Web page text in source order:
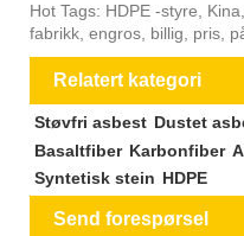
Hot Tags: HDPE -styre,
fabrikk, engros, billig, pris,
Relatert kategori
Støvfri asbest Dustet
Basaltfiber Karbonfiber
Syntetisk stein HDPE
Send forespørsel